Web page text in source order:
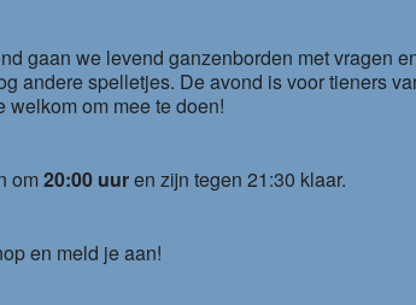
gaan we levend ganzenborden met vragen
andere spelletjes. De avond is voor tieners
welkom om mee te doen!
om20:00 uuren zijn tegen 21:30 klaar.
en meld je aan!